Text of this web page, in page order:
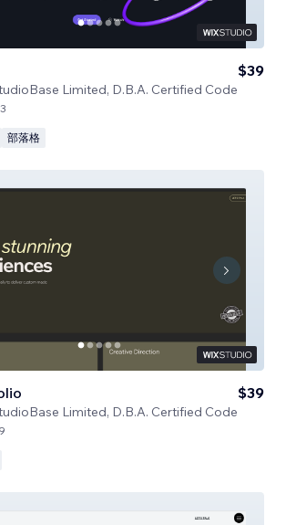
Limited, D.B.A. Certified Code
$39
部落格
Limited, D.B.A. Certified Code
$39